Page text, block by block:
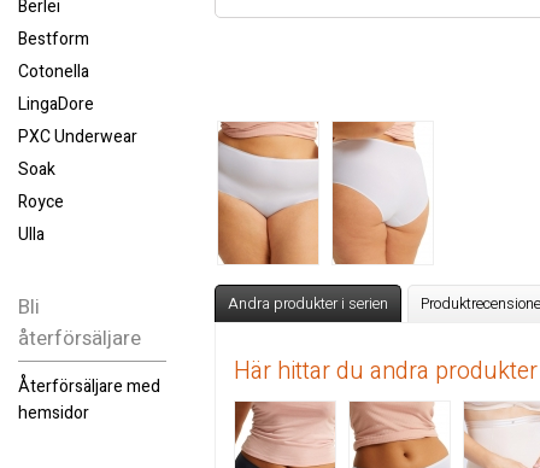
Berlei
Bestform
Cotonella
LingaDore
PXC Underwear
Soak
Royce
Ulla
Bli
återförsäljare
Återförsäljare med
hemsidor
Andra produkter i serien
Här hittar du andra